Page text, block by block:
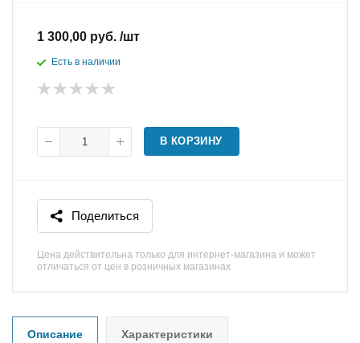
1 300,00 руб. /шт
Есть в наличии
В КОРЗИНУ
Поделиться
Цена действительна только для интернет-магазина и может
отличаться от цен в розничных магазинах
Описание Характеристики